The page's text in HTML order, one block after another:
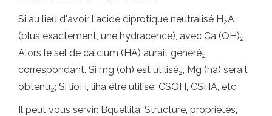
Si au lieu d'avoir l'acide diprotique neutralisé H2A
(plus exactement, une hydracence), avec Ca (OH)2,
Alors le sel de calcium (HA) aurait généré2
correspondant. Si mg (oh) est utilisé2, Mg (ha) serait
obtenu2; Si lioH, liha être utilisé; CSOH, CSHA, etc.
Il peut vous servir: Bquellita: Structure, propriétés,